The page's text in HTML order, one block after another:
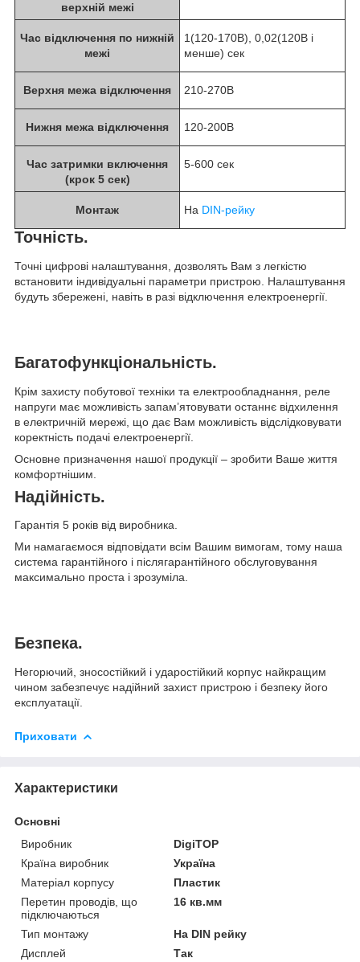
верхній межі
Час відключення по нижній
межі
1(120-170В), 0,02(120В і
менше) сек
Верхня межа відключення 210-270В
Нижня межа відключення 120-200В
Час затримки включення
(крок 5 сек)
5-600 сек
Монтаж На DIN-рейку
Точність.
Точні цифрові налаштування, дозволять Вам з легкістю
встановити індивідуальні параметри пристрою. Налаштування
будуть збережені, навіть в разі відключення електроенергії.
Багатофункціональність.
Крім захисту побутової техніки та електрообладнання, реле
напруги має можливість запам’ятовувати останнє відхилення
в електричній мережі, що дає Вам можливість відслідковувати
коректність подачі електроенергії.
Основне призначення нашої продукції – зробити Ваше життя
комфортнішим.
Надійність.
Гарантія 5 років від виробника.
Ми намагаємося відповідати всім Вашим вимогам, тому наша
система гарантійного і післягарантійного обслуговування
максимально проста і зрозуміла.
Безпека.
Негорючий, зносостійкий і ударостійкий корпус найкращим
чином забезпечує надійний захист пристрою і безпеку його
експлуатації.
Приховати
Характеристики
Основні
Виробник
DigiTOP
Країна виробник
Україна
Матеріал корпусу
Пластик
Перетин проводів, що
підключаються
16 кв.мм
Тип монтажу
На DIN рейку
Дисплей
Так